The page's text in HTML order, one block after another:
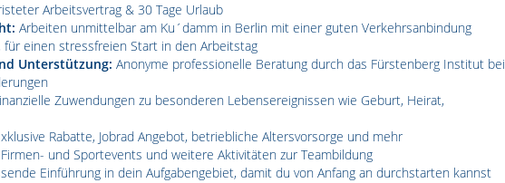
Arbeitsvertrag & 30 Tage Urlaub
Arbeiten unmittelbar am Ku´damm in Berlin mit einer guten Verkehrsanbindung
für einen stressfreien Start in den Arbeitstag
Unterstützung: Anonyme professionelle Beratung durch das Fürstenberg Institut bei
Zuwendungen zu besonderen Lebensereignissen wie Geburt, Heirat,
Rabatte, Jobrad Angebot, betriebliche Altersvorsorge und mehr
und Sportevents und weitere Aktivitäten zur Teambildung
Einführung in dein Aufgabengebiet, damit du von Anfang an durchstarten kannst